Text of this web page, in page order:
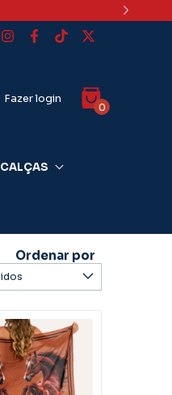
Fazer login
0
CALÇAS
Ordenar por